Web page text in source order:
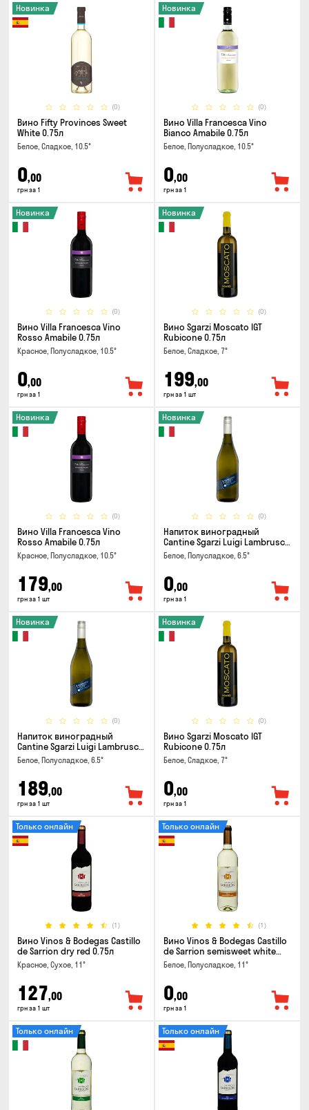
(0)
Новинка
Вино Fifty Provinces Sweet
White 0.75л
Белое, Сладкое, 10.5°
0,00
грн за 1
(0)
Новинка
Вино Villa Francesca Vino
Bianco Amabile 0.75л
Белое, Полусладкое, 10.5°
0,00
грн за 1
(0)
Новинка
Вино Villa Francesca Vino
Rosso Amabile 0.75л
Красное, Полусладкое, 10.5°
0,00
грн за 1
(0)
Новинка
Вино Sgarzi Moscato IGT
Rubicone 0.75л
Белое, Сладкое, 7°
199,00
грн за 1 шт
(0)
Новинка
Вино Villa Francesca Vino
Rosso Amabile 0.75л
Красное, Полусладкое, 10.5°
179,00
грн за 1 шт
(0)
Новинка
Напиток виноградный
Cantine Sgarzi Luigi Lambrusco
IGT Emilia Bianca Frizziante
0.75л
Белое, Полусладкое, 6.5°
0,00
грн за 1
(0)
Новинка
Напиток виноградный
Cantine Sgarzi Luigi Lambrusco
IGT Emilia Bianca Frizziante
0.75л
Белое, Полусладкое, 6.5°
189,00
грн за 1 шт
(0)
Новинка
Вино Sgarzi Moscato IGT
Rubicone 0.75л
Белое, Сладкое, 7°
0,00
грн за 1
(1)
Только онлайн
Вино Vinos & Bodegas Castillo
de Sarrion dry red 0.75л
Красное, Сухое, 11°
127,00
грн за 1 шт
(1)
Только онлайн
Вино Vinos & Bodegas Castillo
de Sarrion semisweet white
0.75л
Белое, Полусладкое, 11°
0,00
грн за 1
Только онлайн Только онлайн